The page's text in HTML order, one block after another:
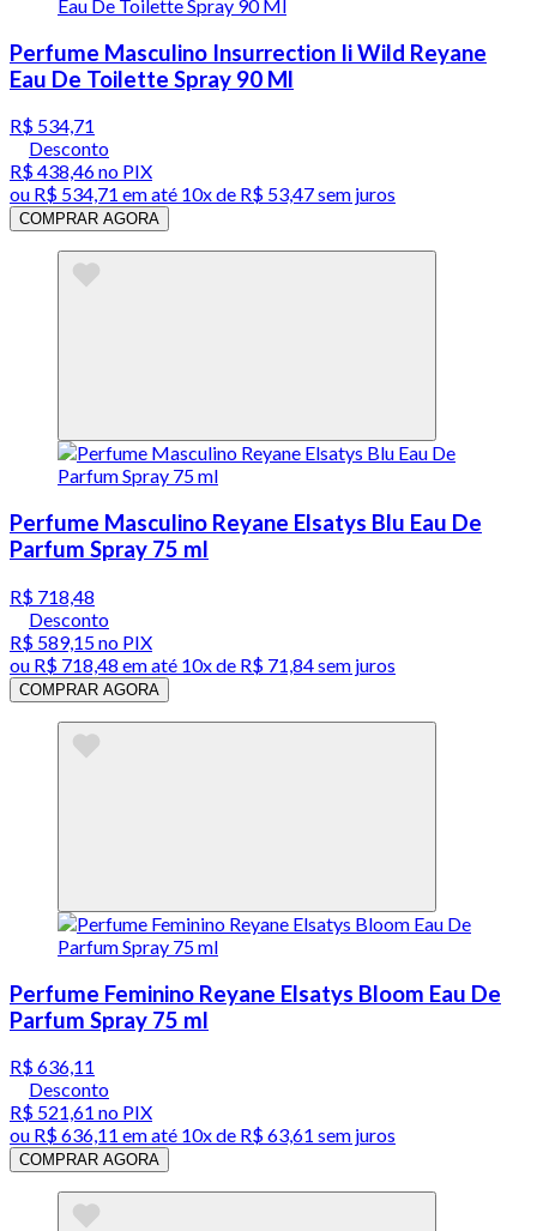
Perfume Masculino Insurrection Ii Wild Reyane
Eau De Toilette Spray 90 Ml
R$ 534,71
Desconto
R$ 438,46no PIX
ou R$ 534,71 em até 10x de R$ 53,47 sem juros
COMPRAR AGORA
Perfume Masculino Reyane Elsatys Blu Eau De
Parfum Spray 75 ml
R$ 718,48
Desconto
R$ 589,15no PIX
ou R$ 718,48 em até 10x de R$ 71,84 sem juros
COMPRAR AGORA
Perfume Feminino Reyane Elsatys Bloom Eau De
Parfum Spray 75 ml
R$ 636,11
Desconto
R$ 521,61 no PIX
ou R$ 636,11 em até 10x de R$ 63,61 sem juros
COMPRAR AGORA